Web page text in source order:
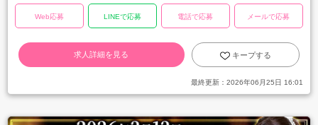
Web応募 LINEで応募 電話で応募 メールで応募
求人詳細を見る キープする
最終更新： 2026年06月25日 16:01